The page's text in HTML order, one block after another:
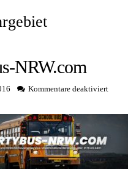
NRW.com
Kommentare deaktiviertfür